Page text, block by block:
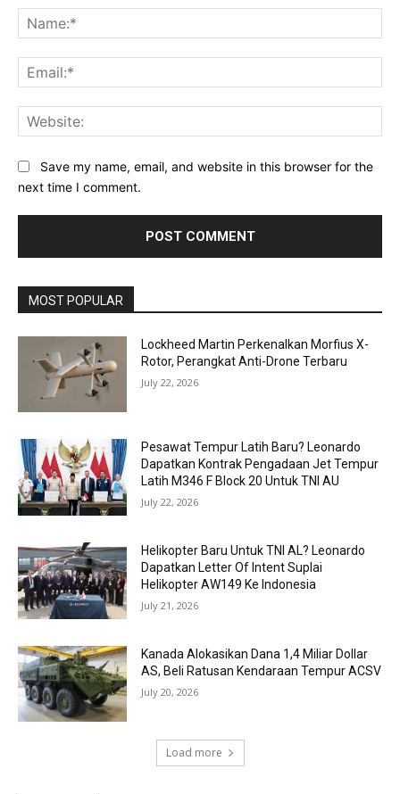
Save my name, email, and website in this browser for the
next time I comment.
MOST POPULAR
Lockheed Martin Perkenalkan Morfius X-
Rotor, Perangkat Anti-Drone Terbaru
July 22, 2026
Pesawat Tempur Latih Baru? Leonardo
Dapatkan Kontrak Pengadaan Jet Tempur
Latih M346 F Block 20 Untuk TNI AU
July 22, 2026
Helikopter Baru Untuk TNI AL? Leonardo
Dapatkan Letter Of Intent Suplai
Helikopter AW149 Ke Indonesia
July 21, 2026
Kanada Alokasikan Dana 1,4 Miliar Dollar
AS, Beli Ratusan Kendaraan Tempur ACSV
July 20, 2026
Load more